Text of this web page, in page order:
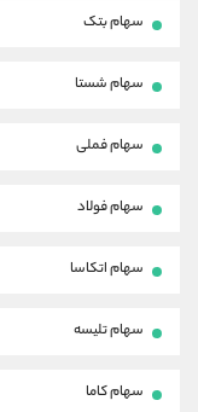
سهام بتک
سهام شستا
سهام فملی
سهام فولاد
سهام اتکاسا
سهام تلیسه
سهام کاما